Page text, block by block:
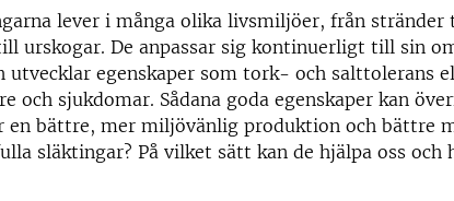
lever i många olika livsmiljöer, från stränder
urskogar. De anpassar sig kontinuerligt till sin
utvecklar egenskaper som tork- och salttolerans
och sjukdomar. Sådana goda egenskaper kan
en bättre, mer miljövänlig produktion och bättre
släktingar? På vilket sätt kan de hjälpa oss och